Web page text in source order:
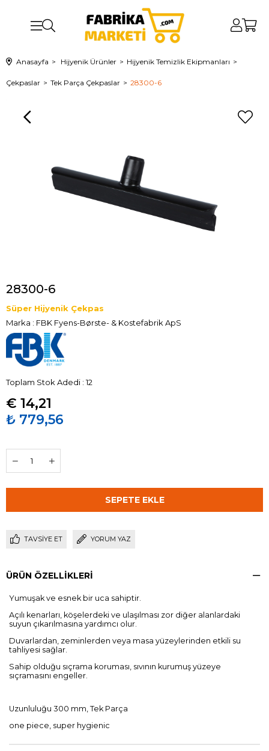
Anasayfa Hijyenik Ürünler Hijyenik Temizlik Ekipmanları
Çekpaslar Tek Parça Çekpaslar 28300-6
28300-6
Süper Hijyenik Çekpas
Marka : FBK Fyens-Børste- & Kostefabrik ApS
Toplam Stok Adedi : 12
€ 14,21
₺ 779,56
TAVSIYE ET YORUM YAZ
ÜRÜN ÖZELLIKLERI
Yumuşak ve esnek bir uca sahiptir.
Açılı kenarları, köşelerdeki ve ulaşılması zor diğer alanlardaki
suyun çıkarılmasına yardımcı olur.
Duvarlardan, zeminlerden veya masa yüzeylerinden etkili su
tahliyesi sağlar.
Sahip olduğu sıçrama koruması, sıvının kurumuş yüzeye
sıçramasını engeller.
Uzunluluğu 300 mm, Tek Parça
one piece, super hygienic